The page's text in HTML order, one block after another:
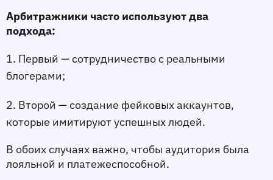
Арбитражники часто используют два
подхода:
1. Первый — сотрудничество с реальными
блогерами;
2. Второй — создание фейковых аккаунтов,
которые имитируют успешных людей.
В обоих случаях важно, чтобы аудитория была
лояльной и платежеспособной.